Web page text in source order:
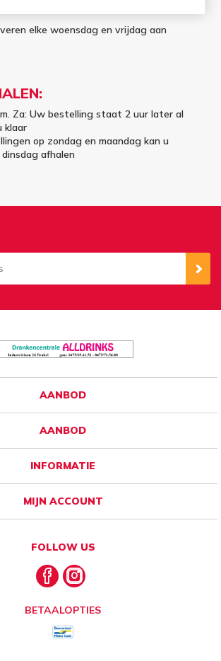
elke woensdag en vrijdag aan
Za: Uw bestelling staat 2 uur later al
klaar
op zondag en maandag kan u
afhalen
AANBOD
AANBOD
INFORMATIE
MIJN ACCOUNT
FOLLOW US
BETAALOPTIES